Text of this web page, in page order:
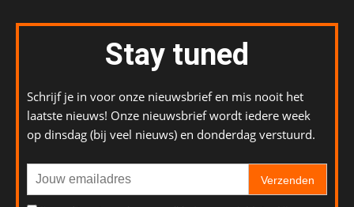
Stay tuned
Schrijf je in voor onze nieuwsbrief en mis nooit het
laatste nieuws! Onze nieuwsbrief wordt iedere week
op dinsdag (bij veel nieuws) en donderdag verstuurd.
Verzenden